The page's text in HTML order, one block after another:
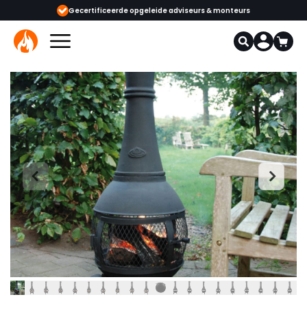
adviseurs & monteurs 1000+ kachels en haarden in onze